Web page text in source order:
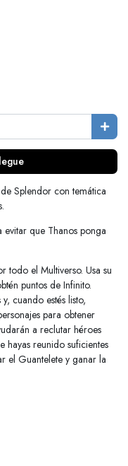
Splendor con temática
evitar que Thanos ponga
todo el Multiverso. Usa su
puntos de Infinito.
cuando estés listo,
para obtener
a reclutar héroes
hayas reunido suficientes
el Guantelete y ganar la